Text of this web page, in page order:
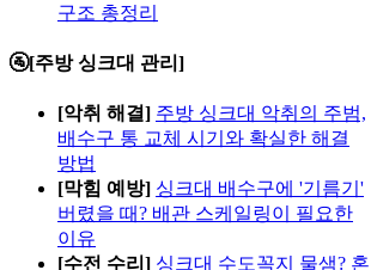
구조 총정리
🚰[주방 싱크대 관리]
[악취 해결] 주방 싱크대 악취의 주범,
배수구 통 교체 시기와 확실한 해결
방법
[막힘 예방] 싱크대 배수구에 '기름기'
버렸을 때? 배관 스케일링이 필요한
이유
[수전 수리] 싱크대 수도꼭지 물샘? 혼